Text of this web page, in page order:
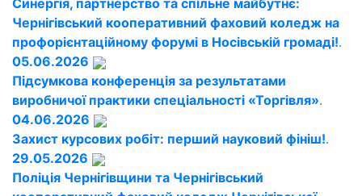
Синергія, партнерство та спільне майбутнє:
Чернігівський кооперативний фаховий коледж на
профорієнтаційному форумі в Носівській громаді!.
05.06.2026
Підсумкова конференція за результатами
виробничої практики спеціальності «Торгівля».
04.06.2026
Захист курсових робіт: перший науковий фініш!.
29.05.2026
Поліція Чернігівщини та Чернігівський